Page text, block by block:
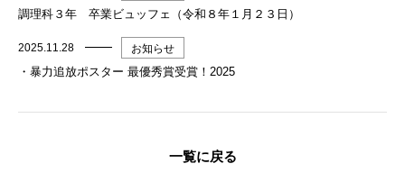
調理科３年 卒業ビュッフェ（令和８年１月２３日）
2025.11.28 お知らせ
・暴力追放ポスター 最優秀賞受賞！2025
一覧に戻る